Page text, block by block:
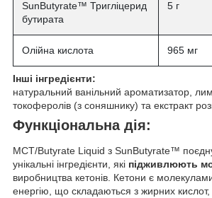
SunButyrate™ Тригліцерид
бутирата
5 г
Олійна кислота 965 мг
Інші інгредієнти:
натуральний ванільний ароматизатор,
токоферолів (з соняшнику) та екстракт
Функціональна дія:
MCT/Butyrate Liquid з SunButyrate™
унікальні інгредієнти, які підживлюють
виробництва кетонів. Кетони є
енергію, що складаються з жирних кислот,